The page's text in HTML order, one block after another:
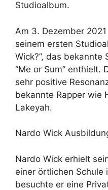
Studioalbum.
Am 3. Dezember
seinem ersten
Wick?”, das bekannte
“Me or Sum” enthielt.
sehr positive
bekannte Rapper wie
Lakeyah.
Nardo Wick
Nardo Wick erhielt
einer örtlichen Schule
besuchte er eine